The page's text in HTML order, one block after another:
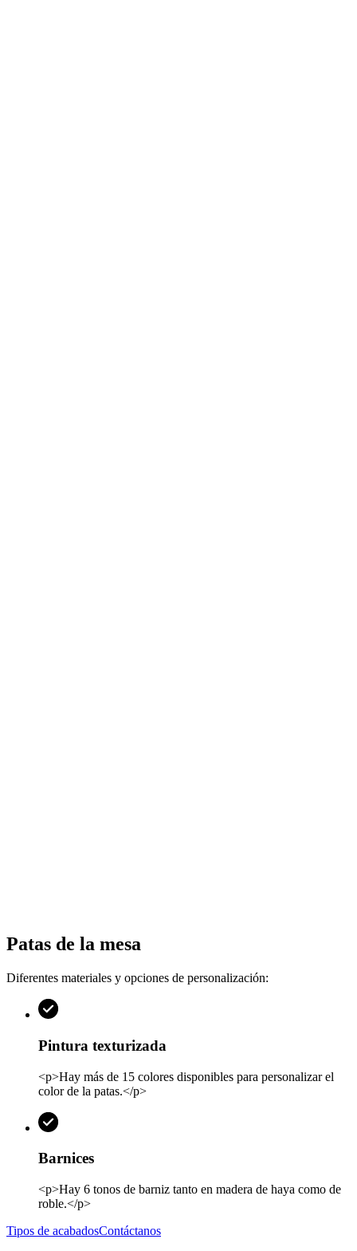
Patas de la mesa
Diferentes materiales y opciones de personalización:
Pintura texturizada
<p>Hay más de 15 colores disponibles para personalizar el
color de la patas.</p>
Barnices
<p>Hay 6 tonos de barniz tanto en madera de haya como de
roble.</p>
Tipos de acabadosContáctanos